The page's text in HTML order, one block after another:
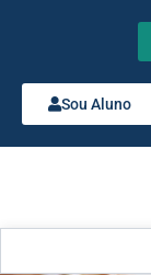
Sou Aluno